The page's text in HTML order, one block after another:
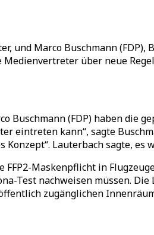
und Marco Buschmann
über neue
Buschmann (FDP) haben die
eintreten kann“, sagte
Lauterbach sagte,
Maskenpflicht in
Test nachweisen müssen.
zugänglichen